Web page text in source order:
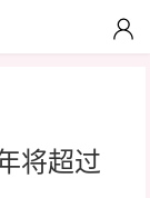
将超过